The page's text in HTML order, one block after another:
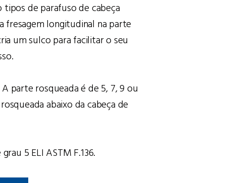
de parafuso de cabeça
fresagem longitudinal na parte
um sulco para facilitar o seu
parte rosqueada é de 5, 7, 9 ou
abaixo da cabeça de
5 ELI ASTM F.136.